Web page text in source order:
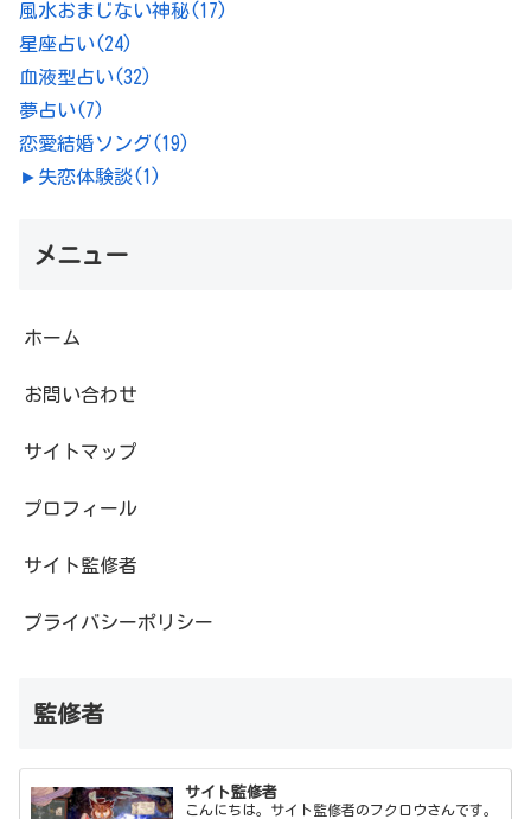
風水おまじない神秘(17)
星座占い(24)
血液型占い(32)
夢占い(7)
恋愛結婚ソング(19)
► 失恋体験談(1)
メニュー
ホーム
お問い合わせ
サイトマップ
プロフィール
サイト監修者
プライバシーポリシー
監修者
サイト監修者
こんにちは。サイト監修者のフクロウさんです。